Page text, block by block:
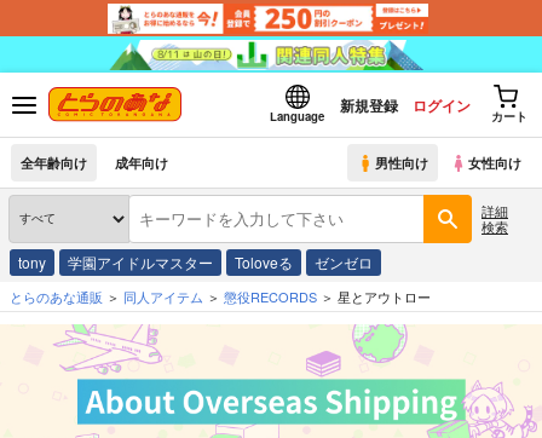
Language
新規登録 ログイン
カート
全年齢向け 成年向け 男性向け 女性向け
詳細
検索
tony 学園アイドルマスター Toloveる ゼンゼロ
とらのあな通販 同人アイテム 懲役RECORDS 星とアウトロー